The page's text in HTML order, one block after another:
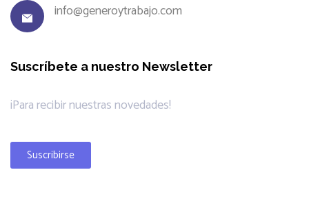
info@generoytrabajo.com
Suscríbete a nuestro Newsletter
¡Para recibir nuestras novedades!
Suscribirse